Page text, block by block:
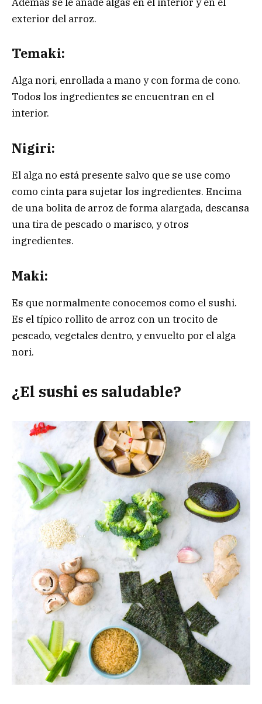
exterior del arroz.
Temaki:
Alga nori, enrollada a mano y con forma de cono.
Todos los ingredientes se encuentran en el
interior.
Nigiri:
El alga no está presente salvo que se use como
como cinta para sujetar los ingredientes. Encima
de una bolita de arroz de forma alargada, descansa
una tira de pescado o marisco, y otros
ingredientes.
Maki:
Es que normalmente conocemos como el sushi.
Es el típico rollito de arroz con un trocito de
pescado, vegetales dentro, y envuelto por el alga
nori.
¿El sushi es saludable?